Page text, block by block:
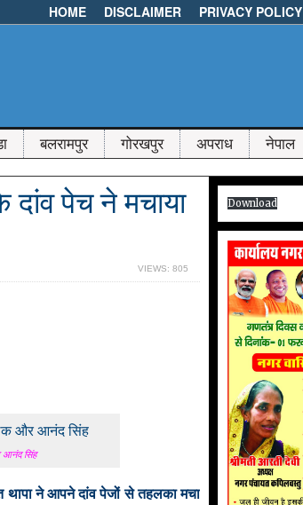
HOME DISCLAIMER PRIVACY POLICY
बलरामपुर गोरखपुर अपराध नेपाल
पेच ने मचाया
VIEWS: 805
आनंद सिंह
थापा ने आपने दांव पेजों से तहलका मचा
Download